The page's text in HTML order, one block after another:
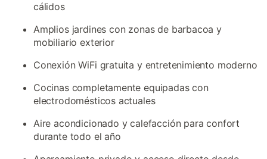
cálidos
Amplios jardines con zonas de barbacoa y
mobiliario exterior
Conexión WiFi gratuita y entretenimiento moderno
Cocinas completamente equipadas con
electrodomésticos actuales
Aire acondicionado y calefacción para confort
durante todo el año